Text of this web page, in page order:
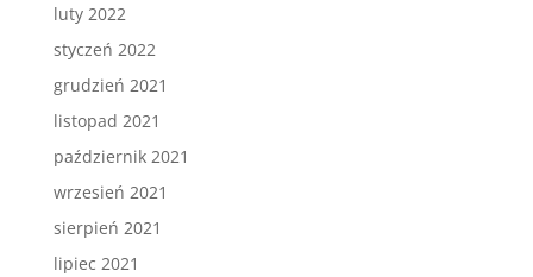
luty 2022
styczeń 2022
grudzień 2021
listopad 2021
październik 2021
wrzesień 2021
sierpień 2021
lipiec 2021